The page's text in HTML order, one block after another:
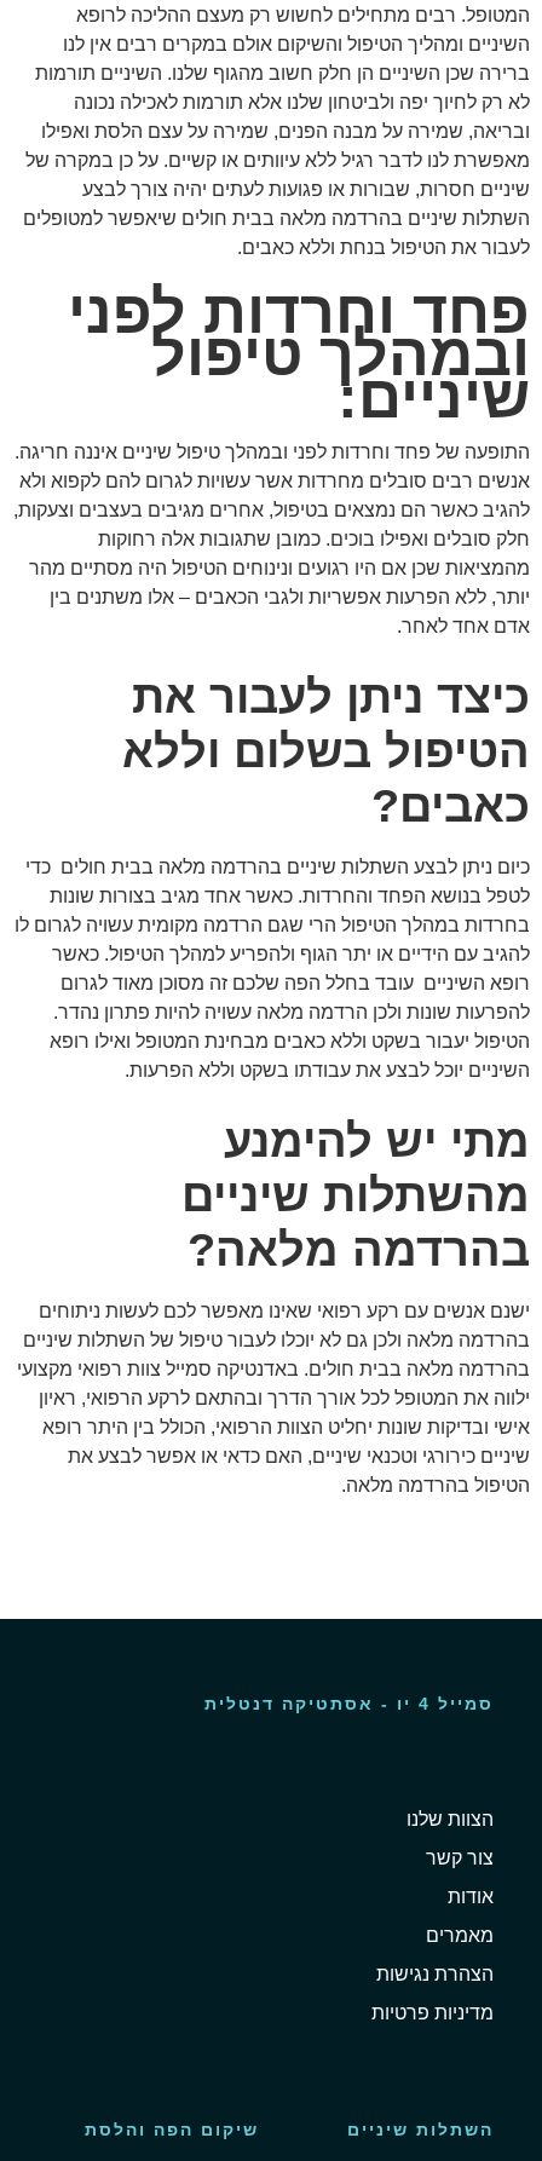
המטופל. רבים מתחילים לחשוש רק מעצם ההליכה לרופא
השיניים ומהליך הטיפול והשיקום אולם במקרים רבים אין לנו
ברירה שכן השיניים הן חלק חשוב מהגוף שלנו. השיניים תורמות
לא רק לחיוך יפה ולביטחון שלנו אלא תורמות לאכילה נכונה
ובריאה, שמירה על מבנה הפנים, שמירה על עצם הלסת ואפילו
מאפשרת לנו לדבר רגיל ללא עיוותים או קשיים. על כן במקרה של
שיניים חסרות, שבורות או פגועות לעתים יהיה צורך לבצע
השתלות שיניים בהרדמה מלאה בבית חולים שיאפשר למטופלים
לעבור את הטיפול בנחת וללא כאבים.
פחד וחרדות לפני
ובמהלך טיפול
שיניים:
התופעה של פחד וחרדות לפני ובמהלך טיפול שיניים איננה חריגה.
אנשים רבים סובלים מחרדות אשר עשויות לגרום להם לקפוא ולא
להגיב כאשר הם נמצאים בטיפול, אחרים מגיבים בעצבים וצעקות,
חלק סובלים ואפילו בוכים. כמובן שתגובות אלה רחוקות
מהמציאות שכן אם היו רגועים ונינוחים הטיפול היה מסתיים מהר
יותר, ללא הפרעות אפשריות ולגבי הכאבים – אלו משתנים בין
אדם אחד לאחר.
כיצד ניתן לעבור את
הטיפול בשלום וללא
כאבים?
כיום ניתן לבצע השתלות שיניים בהרדמה מלאה בבית חולים כדי
לטפל בנושא הפחד והחרדות. כאשר אחד מגיב בצורות שונות
בחרדות במהלך הטיפול הרי שגם הרדמה מקומית עשויה לגרום לו
להגיב עם הידיים או יתר הגוף ולהפריע למהלך הטיפול. כאשר
רופא השיניים עובד בחלל הפה שלכם זה מסוכן מאוד לגרום
להפרעות שונות ולכן הרדמה מלאה עשויה להיות פתרון נהדר.
הטיפול יעבור בשקט וללא כאבים מבחינת המטופל ואילו רופא
השיניים יוכל לבצע את עבודתו בשקט וללא הפרעות.
מתי יש להימנע
מהשתלות שיניים
בהרדמה מלאה?
ישנם אנשים עם רקע רפואי שאינו מאפשר לכם לעשות ניתוחים
בהרדמה מלאה ולכן גם לא יוכלו לעבור טיפול של השתלות שיניים
בהרדמה מלאה בבית חולים. באדנטיקה סמייל צוות רפואי מקצועי
ילווה את המטופל לכל אורך הדרך ובהתאם לרקע הרפואי, ראיון
אישי ובדיקות שונות יחליט הצוות הרפואי, הכולל בין היתר רופא
שיניים כירורגי וטכנאי שיניים, האם כדאי או אפשר לבצע את
הטיפול בהרדמה מלאה.
סמייל 4 יו - אסתטיקה דנטלית
הצוות שלנו
צור קשר
אודות
מאמרים
הצהרת נגישות
מדיניות פרטיות
השתלות שיניים שיקום הפה והלסת